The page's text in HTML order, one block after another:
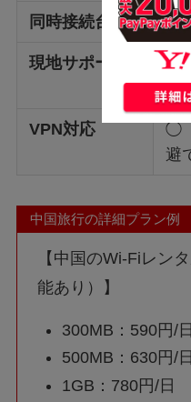
同時接続台数 最
現地サポート
日
VPN対応
◯
避
中国旅行の詳細プラン例
【中国のWi-Fiレン
能あり）】
300MB：590円/日
500MB：630円/日
1GB：780円/日